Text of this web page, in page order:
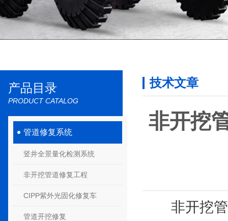
产品目录
PRODUCT CATALOG
管道修复系统
竖井全景量化检测系统
非开挖管道修复工程
CIPP紫外光固化修复车
管道开挖修复
技术文章
非开挖
非开挖管